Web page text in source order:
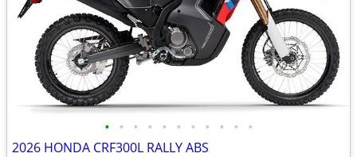
• • • • • • • • • • •
2026 HONDA CRF300L RALLY ABS